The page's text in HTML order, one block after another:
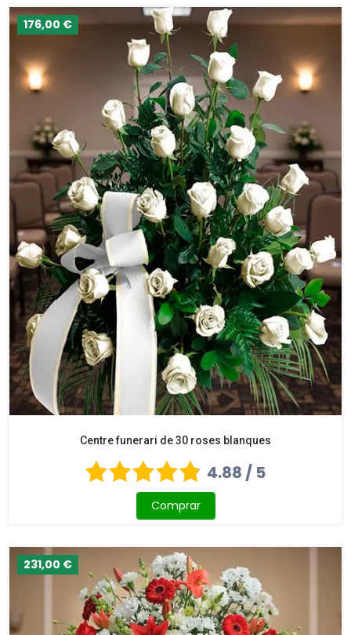
176,00 €
Centre funerari de 30 roses blanques
4.88 / 5
Comprar
231,00 €